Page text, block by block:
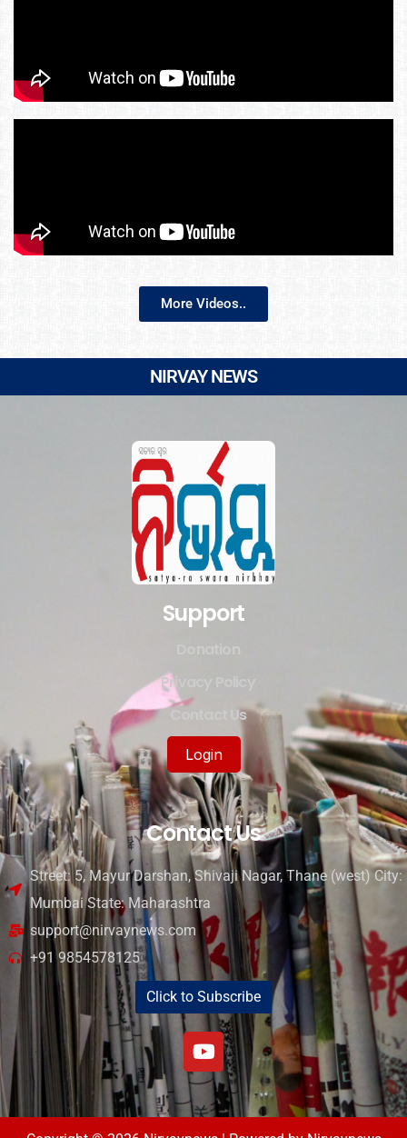
More Videos..
NIRVAY NEWS
Support
Privacy Policy
Contact Us
Login
Contact Us
Street: 5, Mayur Darshan, Shivaji Nagar, Thane (west) City:
Mumbai State: Maharashtra
support@nirvaynews.com
+91 9854578125
Click to Subscribe